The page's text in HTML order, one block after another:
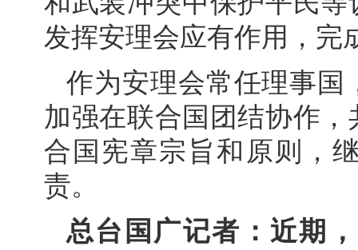
发挥安理会应有作用，完
作为安理会常任理事国
加强在联合国团结协作
合国宪章宗旨和原则，
责。
总台国广记者：近期